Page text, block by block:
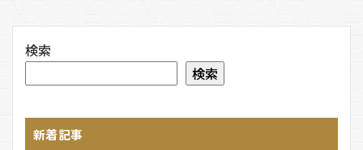
検索
検索
新着記事